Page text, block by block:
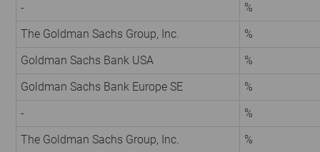
-
%
The Goldman Sachs Group, Inc.
%
Goldman Sachs Bank USA
%
Goldman Sachs Bank Europe SE
%
-
%
The Goldman Sachs Group, Inc.
%